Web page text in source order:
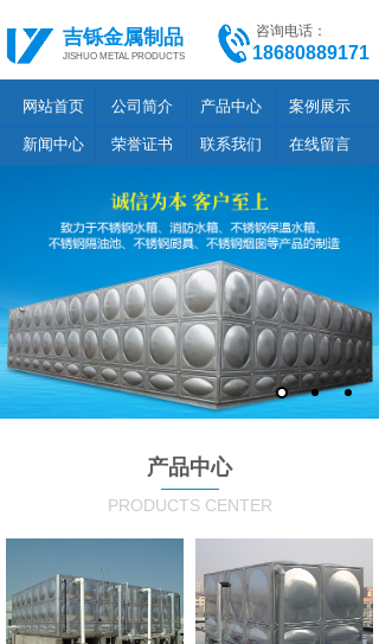
咨询电话：
吉铄金属制品
18680889171
JISHUO METAL PRODUCTS
网站首页 公司简介 产品中心 案例展示
新闻中心 荣誉证书 联系我们 在线留言
PRODUCTS CENTER
产品中心